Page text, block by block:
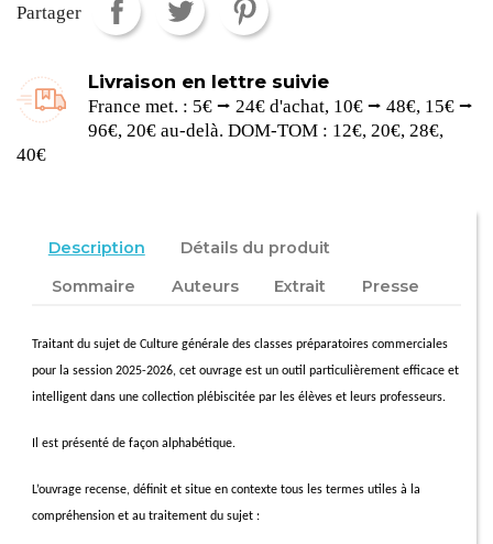
Partager
Livraison en lettre suivie
France met. : 5€ ⭢ 24€ d'achat, 10€ ⭢ 48€, 15€ ⭢
96€, 20€ au-delà. DOM-TOM : 12€, 20€, 28€,
40€
Description
Détails du produit
Sommaire
Auteurs Extrait Presse
Traitant du sujet de Culture générale des classes préparatoires commerciales
pour la session 2025-2026, cet ouvrage est un outil particulièrement efficace et
intelligent dans une collection plébiscitée par les élèves et leurs professeurs.
Il est présenté de façon alphabétique.
L’ouvrage recense, définit et situe en contexte tous les termes utiles à la
compréhension et au traitement du sujet :